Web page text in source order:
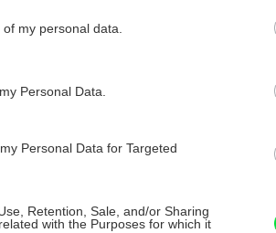
my personal data.
Personal Data.
Personal Data for Targeted
Retention, Sale, and/or Sharing
with the Purposes for which it